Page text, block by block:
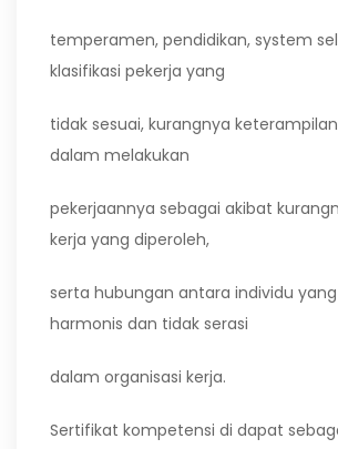
temperamen, pendidikan, system
klasifikasi pekerja yang
tidak sesuai, kurangnya
dalam melakukan
pekerjaannya sebagai akibat
kerja yang diperoleh,
serta hubungan antara individu
harmonis dan tidak serasi
dalam organisasi kerja.
Sertifikat kompetensi di dapat